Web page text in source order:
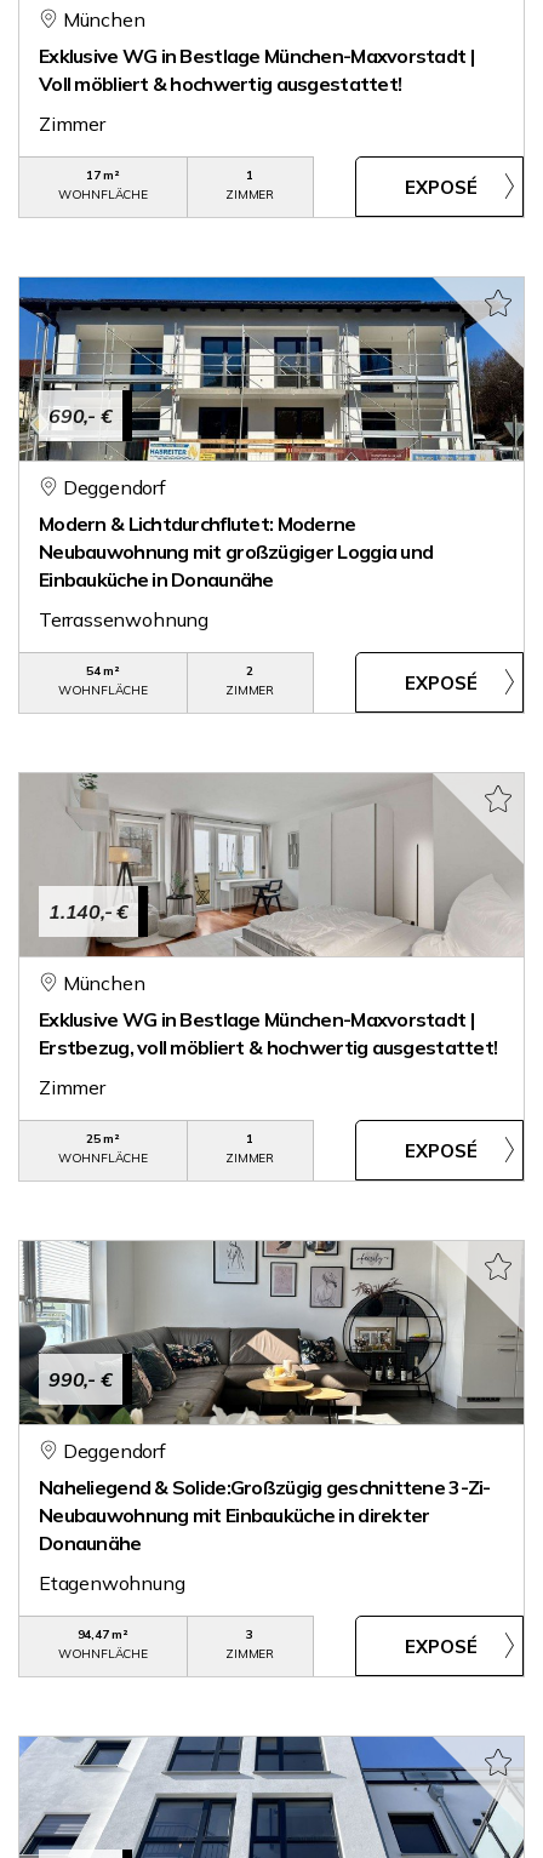
München
Exklusive WG in Bestlage München-Maxvorstadt |
Voll möbliert & hochwertig ausgestattet!
Zimmer
17 m²
WOHNFLÄCHE
1
ZIMMER
690,- €
Deggendorf
Modern & Lichtdurchflutet: Moderne
Neubauwohnung mit großzügiger Loggia und
Einbauküche in Donaunähe
Terrassenwohnung
54 m²
WOHNFLÄCHE
2
ZIMMER
1.140,- €
München
Exklusive WG in Bestlage München-Maxvorstadt |
Erstbezug, voll möbliert & hochwertig ausgestattet!
Zimmer
25 m²
WOHNFLÄCHE
1
ZIMMER
990,- €
Deggendorf
Naheliegend & Solide:Großzügig geschnittene 3-Zi-
Neubauwohnung mit Einbauküche in direkter
Donaunähe
Etagenwohnung
94,47 m²
WOHNFLÄCHE
3
ZIMMER